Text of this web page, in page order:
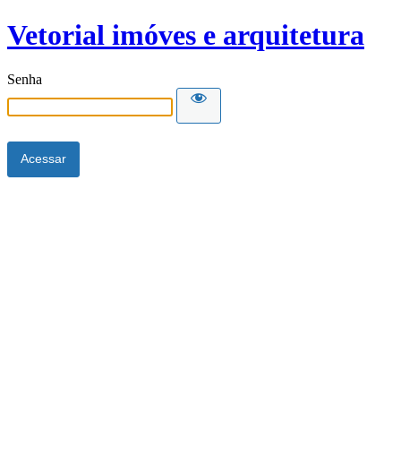
Vetorial imóves e arquitetura
Senha